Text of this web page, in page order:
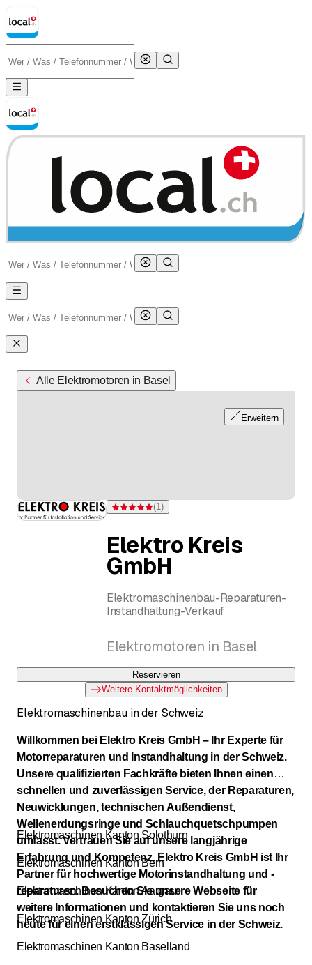
Alle Elektromotoren in Basel
Erweitern
Bewertung 5 von 5 Sternen bei einer Bewertung
(1)
Elektro Kreis
GmbH
Elektromaschinenbau-Reparaturen-
Instandhaltung-Verkauf
Elektromotoren in Basel
Reservieren
Weitere Kontaktmöglichkeiten
Elektromaschinenbau in der Schweiz
Willkommen bei Elektro Kreis GmbH – Ihr Experte für
Motorreparaturen und Instandhaltung in der Schweiz.
Unsere qualifizierten Fachkräfte bieten Ihnen einen
schnellen und zuverlässigen Service, der Reparaturen,
Neuwicklungen, technischen Außendienst,
Wellenerdungsringe und Schlauchquetschpumpen
umfasst. Vertrauen Sie auf unsere langjährige
Erfahrung und Kompetenz. Elektro Kreis GmbH ist Ihr
Partner für hochwertige Motorinstandhaltung und -
reparaturen. Besuchen Sie unsere Webseite für
weitere Informationen und kontaktieren Sie uns noch
heute für einen erstklassigen Service in der Schweiz.
Elektromaschinen Kanton Solothurn
Elektromaschinen Kanton Bern
Elektromaschinen Kanton Aargau
Elektromaschinen Kanton Zürich
Elektromaschinen Kanton Baselland